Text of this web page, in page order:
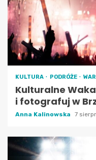
KULTURA PODRÓŻE
Kulturalne
i fotografuj w
Anna Kalinowska 7